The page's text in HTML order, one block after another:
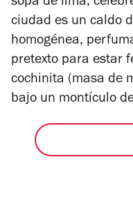
sopa de lima,
ciudad es un caldo
homogénea,
pretexto para estar
cochinita (masa de
bajo un montículo